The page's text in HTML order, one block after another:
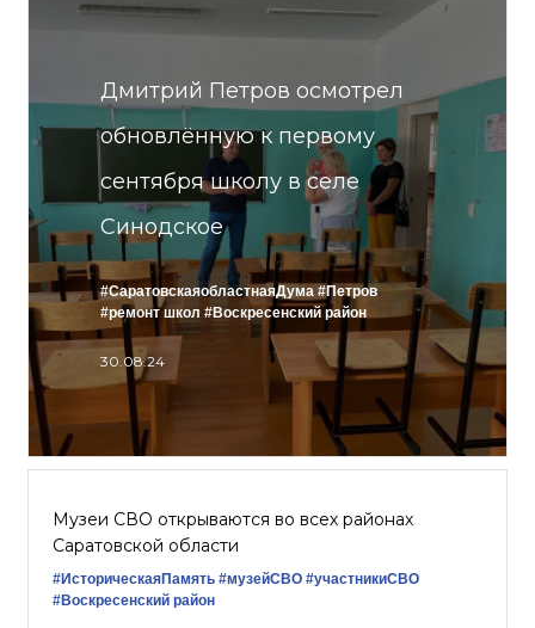
Дмитрий Петров осмотрел
обновлённую к первому
сентября школу в селе
Синодское
#СаратовскаяобластнаяДума #Петров
#ремонт школ #Воскресенский район
30.08.24
Музеи СВО открываются во всех районах
Саратовской области
#ИсторическаяПамять #музейСВО #участникиСВО
#Воскресенский район